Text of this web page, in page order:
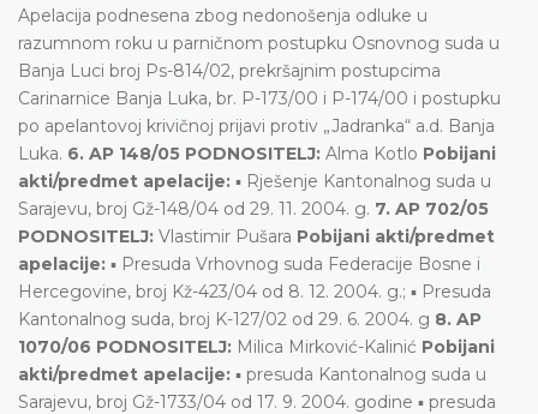
Apelacija podnesena zbog nedonošenja odluke u
razumnom roku u parničnom postupku Osnovnog suda u
Banja Luci broj Ps-814/02, prekršajnim postupcima
Carinarnice Banja Luka, br. P-173/00 i P-174/00 i postupku
po apelantovoj krivičnoj prijavi protiv „Jadranka“ a.d. Banja
Luka. 6. AP 148/05 PODNOSITELJ: Alma Kotlo Pobijani
akti/predmet apelacije: ▪ Rješenje Kantonalnog suda u
Sarajevu, broj Gž-148/04 od 29. 11. 2004. g. 7. AP 702/05
PODNOSITELJ: Vlastimir Pušara Pobijani akti/predmet
apelacije: ▪ Presuda Vrhovnog suda Federacije Bosne i
Hercegovine, broj Kž-423/04 od 8. 12. 2004. g.; ▪ Presuda
Kantonalnog suda, broj K-127/02 od 29. 6. 2004. g 8. AP
1070/06 PODNOSITELJ: Milica Mirković-Kalinić Pobijani
akti/predmet apelacije: ▪ presuda Kantonalnog suda u
Sarajevu, broj Gž-1733/04 od 17. 9. 2004. godine ▪ presuda